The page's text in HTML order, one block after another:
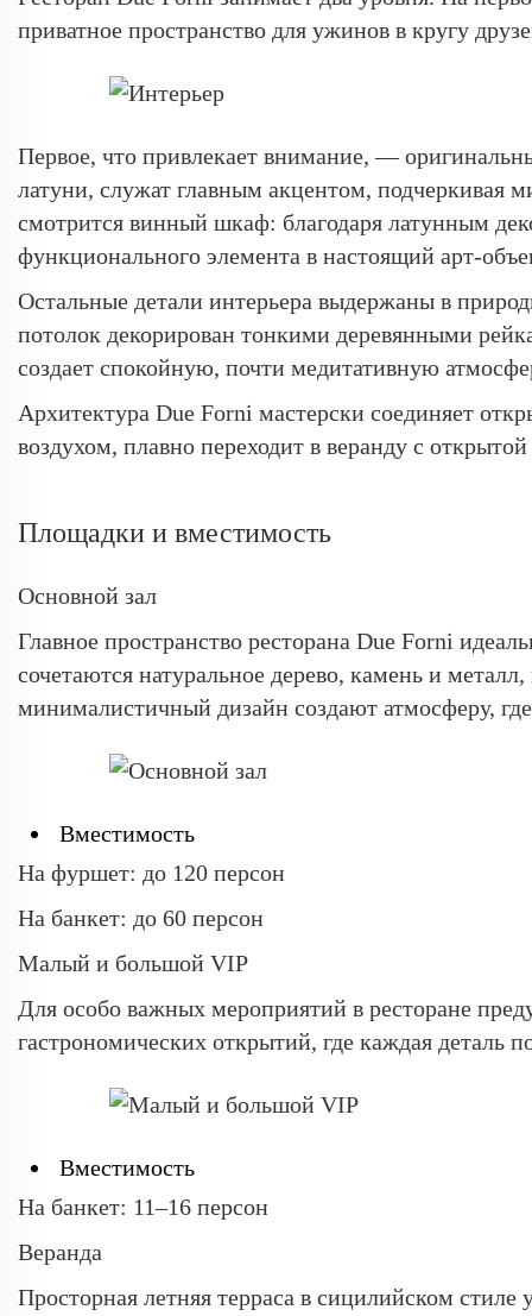
приватное пространство для ужинов в кругу
Первое, что привлекает внимание, —
латуни, служат главным акцентом, подчеркивая
смотрится винный шкаф: благодаря латунным
функционального элемента в настоящий арт-
Остальные детали интерьера выдержаны в
потолок декорирован тонкими деревянными
создает спокойную, почти медитативную
Архитектура Due Forni мастерски соединяет
воздухом, плавно переходит в веранду с
Площадки и вместимость
Основной зал
Главное пространство ресторана Due Forni
сочетаются натуральное дерево, камень и
минималистичный дизайн создают атмосферу,
Вместимость
На фуршет: до 120 персон
На банкет: до 60 персон
Малый и большой VIP
Для особо важных мероприятий в ресторане
гастрономических открытий, где каждая деталь
Вместимость
На банкет: 11–16 персон
Веранда
Просторная летняя терраса в сицилийском